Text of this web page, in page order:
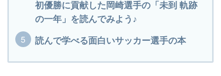
初優勝に貢献した岡崎選手の「未到 軌跡
の一年」を読んでみよう♪
読んで学べる面白いサッカー選手の本